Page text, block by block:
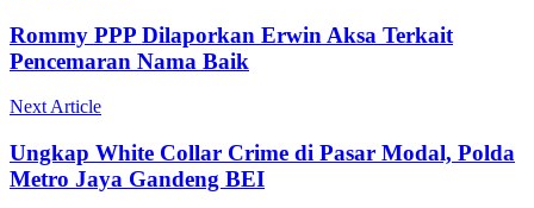
Rommy PPP Dilaporkan Erwin Aksa Terkait
Pencemaran Nama Baik
Next Article
Ungkap White Collar Crime di Pasar Modal, Polda
Metro Jaya Gandeng BEI